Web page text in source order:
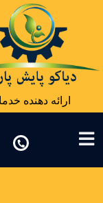
ارائه دهنده